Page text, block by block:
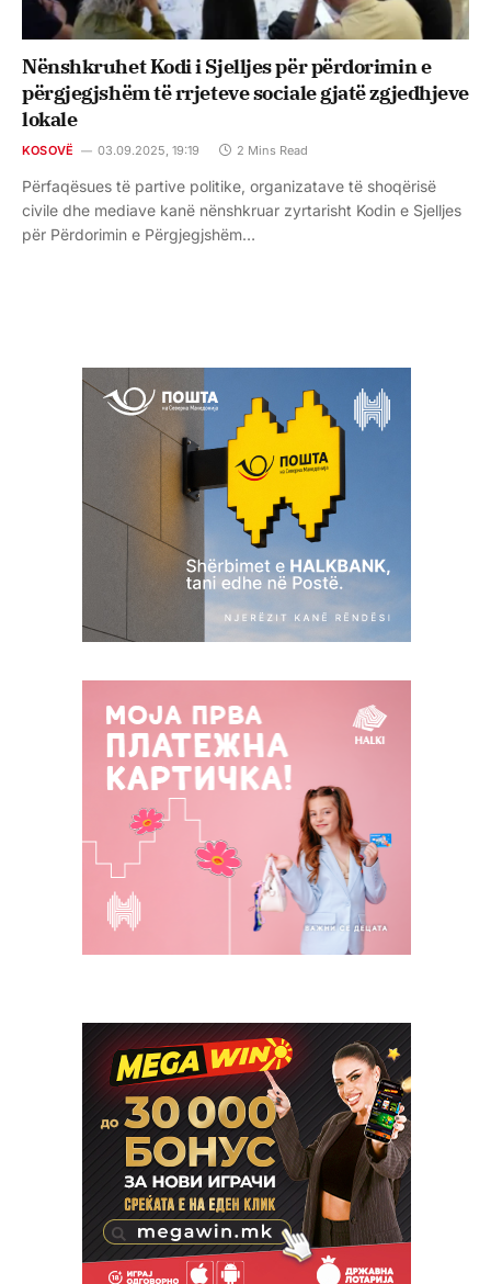
Nënshkruhet Kodi i Sjelljes për përdorimin e
përgjegjshëm të rrjeteve sociale gjatë zgjedhjeve
lokale
KOSOVË 03.09.2025, 19:19 2 Mins Read
Përfaqësues të partive politike, organizatave të shoqërisë
civile dhe mediave kanë nënshkruar zyrtarisht Kodin e Sjelljes
për Përdorimin e Përgjegjshëm…